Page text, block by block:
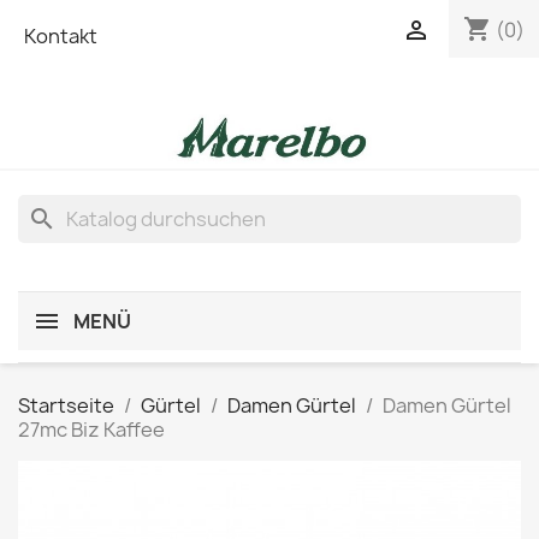
Kontakt shopping_cart (0)

search
MENÜ
Startseite Gürtel Damen Gürtel
Damen Gürtel
27mc Biz Kaffee